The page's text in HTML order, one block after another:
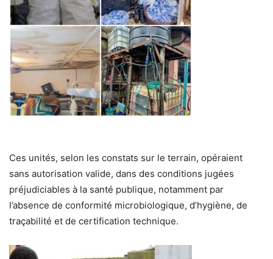
Ces unités, selon les constats sur le terrain, opéraient
sans autorisation valide, dans des conditions jugées
préjudiciables à la santé publique, notamment par
l’absence de conformité microbiologique, d’hygiène, de
traçabilité et de certification technique.